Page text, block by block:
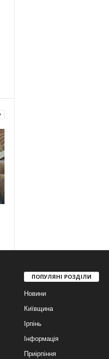
ПОПУЛЯНІ РОЗДІЛИ
Новини
Київщина
Ірпінь
Інформація
Приірпіння